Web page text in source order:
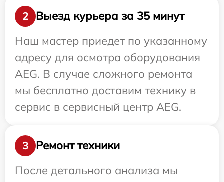
2
Выезд курьера за 35 минут
Наш мастер приедет по указанному
адресу для осмотра оборудования
AEG. В случае сложного ремонта
мы бесплатно доставим технику в
сервис в сервисный центр AEG.
3
Ремонт техники
После детального анализа мы